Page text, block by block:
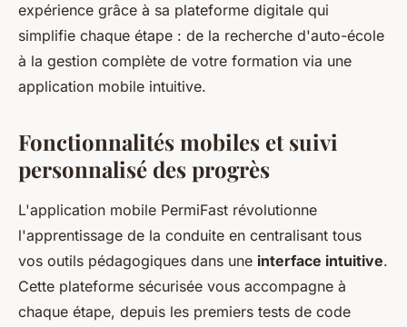
expérience grâce à sa plateforme digitale qui
simplifie chaque étape : de la recherche d'auto-école
à la gestion complète de votre formation via une
application mobile intuitive.
Fonctionnalités mobiles et suivi
personnalisé des progrès
L'application mobile PermiFast révolutionne
l'apprentissage de la conduite en centralisant tous
vos outils pédagogiques dans une interface intuitive.
Cette plateforme sécurisée vous accompagne à
chaque étape, depuis les premiers tests de code